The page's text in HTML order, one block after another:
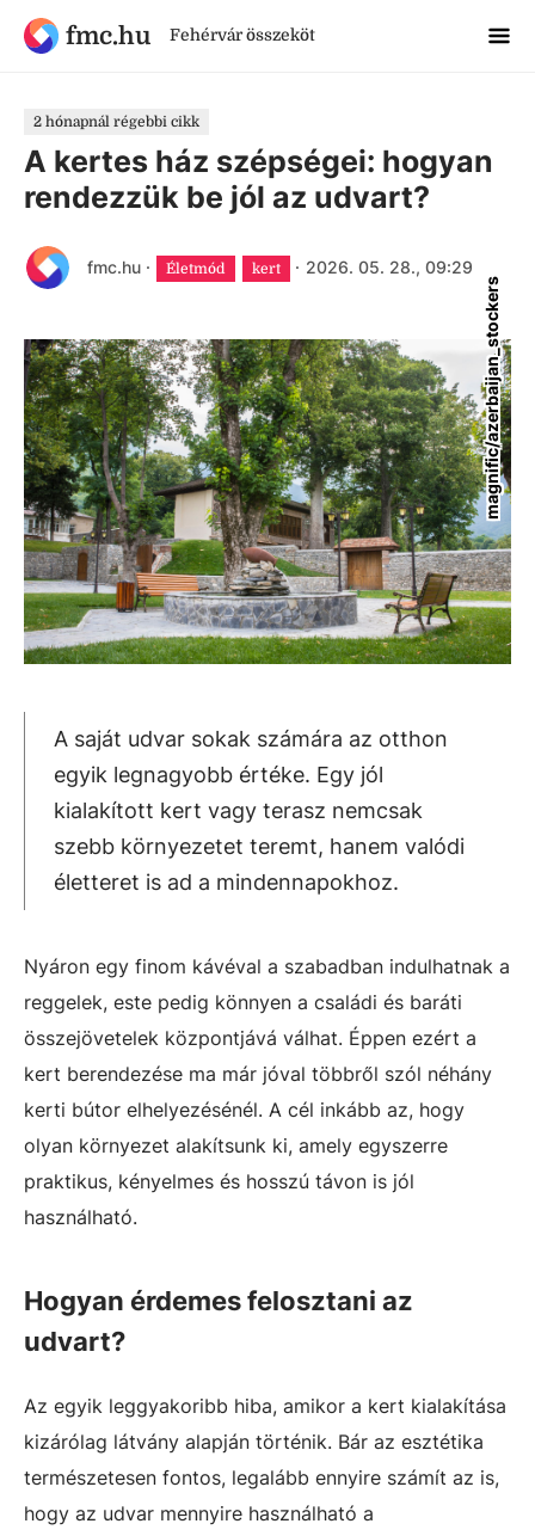
fmc.hu Fehérvár összeköt
2 hónapnál régebbi cikk
A kertes ház szépségei: hogyan
rendezzük be jól az udvart?
fmc.hu · Életmód kert · 2026. 05. 28., 09:29
magnific/azerbaijan_stockers
A saját udvar sokak számára az otthon
egyik legnagyobb értéke. Egy jól
kialakított kert vagy terasz nemcsak
szebb környezetet teremt, hanem valódi
életteret is ad a mindennapokhoz.
Nyáron egy finom kávéval a szabadban indulhatnak a
reggelek, este pedig könnyen a családi és baráti
összejövetelek központjává válhat. Éppen ezért a
kert berendezése ma már jóval többről szól néhány
kerti bútor elhelyezésénél. A cél inkább az, hogy
olyan környezet alakítsunk ki, amely egyszerre
praktikus, kényelmes és hosszú távon is jól
használható.
Hogyan érdemes felosztani az
udvart?
Az egyik leggyakoribb hiba, amikor a kert kialakítása
kizárólag látvány alapján történik. Bár az esztétika
természetesen fontos, legalább ennyire számít az is,
hogy az udvar mennyire használható a